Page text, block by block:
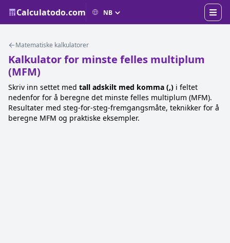
Calculatodo.com
Matematiske kalkulatorer
Kalkulator for minste felles multiplum
(MFM)
Skriv inn settet med tall adskilt med komma (,) i feltet
nedenfor for å beregne det minste felles multiplum (MFM).
Resultater med steg-for-steg-fremgangsmåte, teknikker for å
beregne MFM og praktiske eksempler.